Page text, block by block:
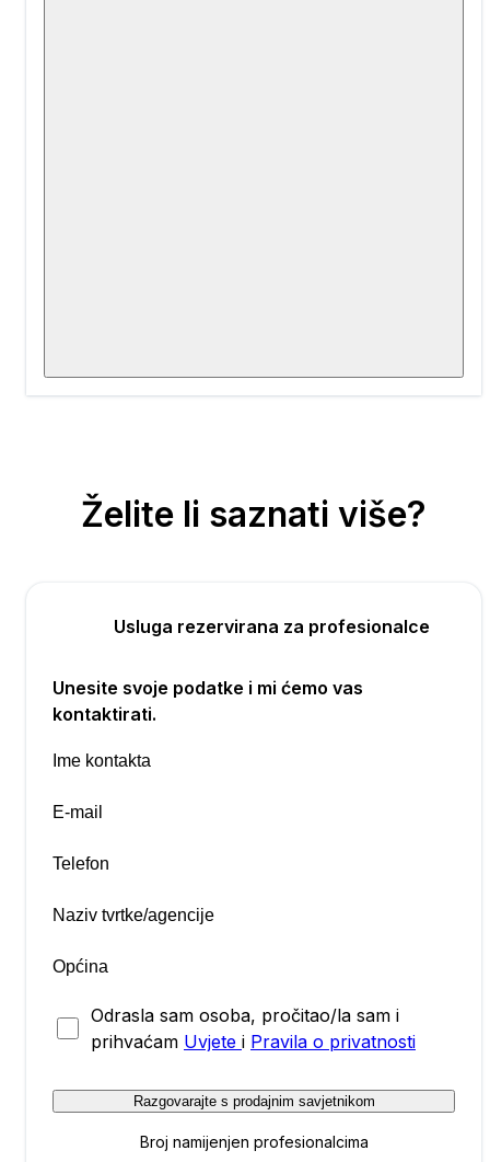
Želite li saznati više?
Usluga rezervirana za profesionalce
Unesite svoje podatke i mi ćemo vas
kontaktirati.
Odrasla sam osoba, pročitao/la sam i
prihvaćam Uvjete i Pravila o privatnosti
Razgovarajte s prodajnim savjetnikom
Broj namijenjen profesionalcima